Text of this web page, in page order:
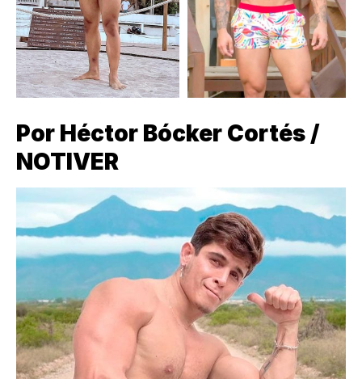
Por Héctor Bócker Cortés /
NOTIVER